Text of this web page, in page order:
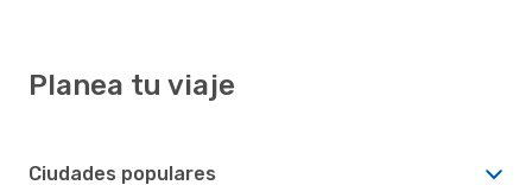
Planea tu viaje
Ciudades populares